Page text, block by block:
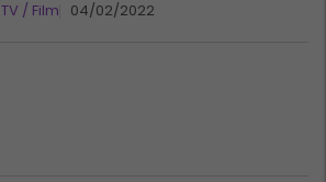
ndryshimin e ri
TV / Film 04/02/2022